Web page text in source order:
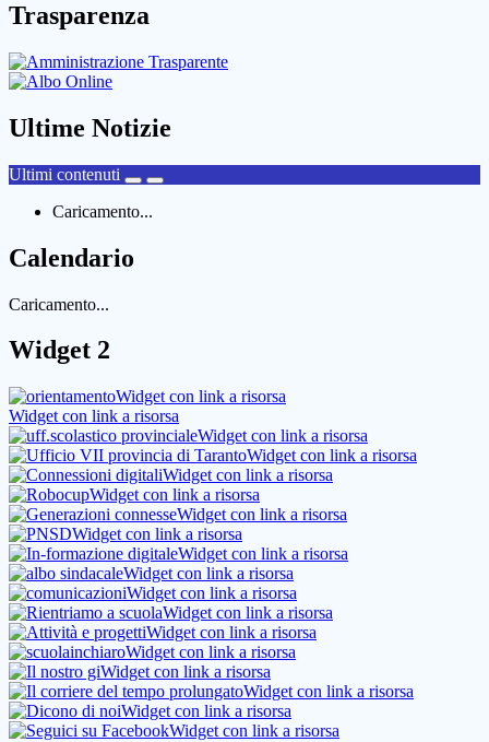
Trasparenza
Ultime Notizie
Ultimi contenuti
Caricamento...
Calendario
Caricamento...
Widget 2
Widget con link a risorsa
Widget con link a risorsa
Widget con link a risorsa
Widget con link a risorsa
Widget con link a risorsa
Widget con link a risorsa
Widget con link a risorsa
Widget con link a risorsa
Widget con link a risorsa
Widget con link a risorsa
Widget con link a risorsa
Widget con link a risorsa
Widget con link a risorsa
Widget con link a risorsa
Widget con link a risorsa
Widget con link a risorsa
Widget con link a risorsa
Widget con link a risorsa